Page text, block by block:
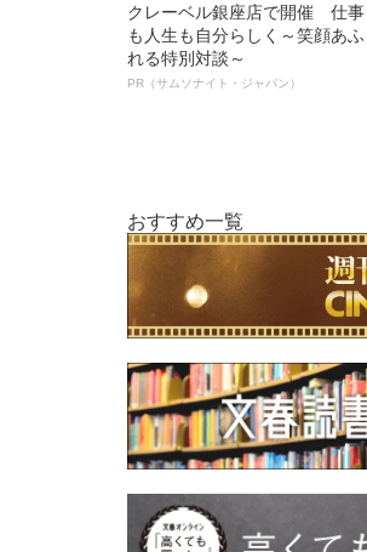
クレーベル銀座店で開催 仕事
も人生も自分らしく～笑顔あふ
れる特別対談～
PR（サムソナイト・ジャパン）
おすすめ一覧